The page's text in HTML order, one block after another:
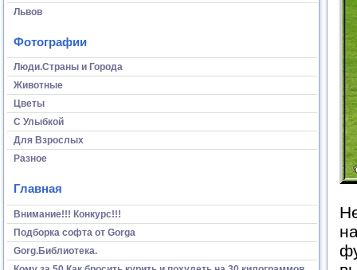
Львов
Фотографии
Люди.Страны и Города
Животные
Цветы
С Улыбкой
Для Взрослых
Разное
Главная
Внимание!!! Конкурс!!!
Подборка софта от Gorga
Gorg.Библиотека.